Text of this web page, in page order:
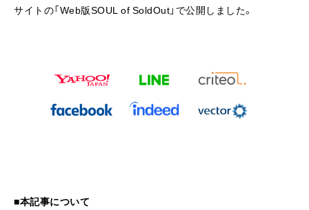
サイトの「Web版SOUL of SoldOut」で公開しました。
■本記事について